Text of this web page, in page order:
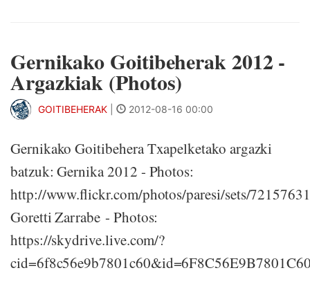
Gernikako Goitibeherak 2012 -
Argazkiak (Photos)
GOITIBEHERAK 2012-08-16 00:00
Gernikako Goitibehera Txapelketako argazki
batzuk: Gernika 2012 - Photos:
http://www.flickr.com/photos/paresi/sets/
Goretti Zarrabe - Photos:
https://skydrive.live.com/?